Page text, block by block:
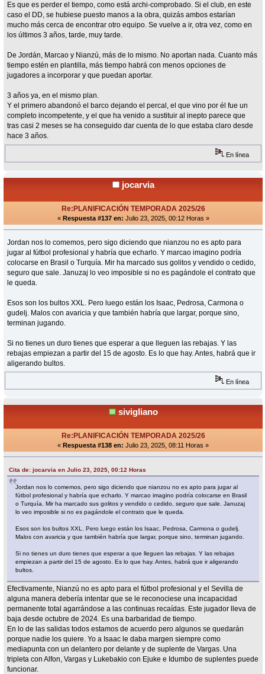
Es que es perder el tiempo, como está archi-comprobado. Si el club, en este
caso el DD, se hubiese puesto manos a la obra, quizás ambos estarían
mucho más cerca de encontrar otro equipo. Se vuelve a ir, otra vez, como en
los últimos 3 años, tarde, muy tarde.
De Jordán, Marcao y Nianzú, más de lo mismo. No aportan nada. Cuanto más
tiempo estén en plantilla, más tiempo habrá con menos opciones de
jugadores a incorporar y que puedan aportar.
3 años ya, en el mismo plan.
Y el primero abandonó el barco dejando el percal, el que vino por él fue un
completo incompetente, y el que ha venido a sustituir al inepto parece que
tras casi 2 meses se ha conseguido dar cuenta de lo que estaba claro desde
hace 3 años.
En línea
jocarvia
Re:PLANIFICACIÓN TEMPORADA 2025/26
« Respuesta #137 en: Julio 23, 2025, 00:12 Horas »
Jordan nos lo comemos, pero sigo diciendo que nianzou no es apto para
jugar al fútbol profesional y habría que echarlo. Y marcao imagino podría
colocarse en Brasil o Turquía. Mir ha marcado sus golitos y vendido o cedido,
seguro que sale. Januzaj lo veo imposible si no es pagándole el contrato que
le queda.
Esos son los bultos XXL. Pero luego están los Isaac, Pedrosa, Carmona o
gudelj. Malos con avaricia y que también habría que largar, porque sino,
terminan jugando.
Si no tienes un duro tienes que esperar a que lleguen las rebajas. Y las
rebajas empiezan a partir del 15 de agosto. Es lo que hay. Antes, habrá que ir
aligerando bultos.
En línea
sivigliano
Re:PLANIFICACIÓN TEMPORADA 2025/26
« Respuesta #138 en: Julio 23, 2025, 08:11 Horas »
Cita de: jocarvia en Julio 23, 2025, 00:12 Horas
Jordan nos lo comemos, pero sigo diciendo que nianzou no es apto para jugar al
fútbol profesional y habría que echarlo. Y marcao imagino podría colocarse en Brasil
o Turquía. Mir ha marcado sus golitos y vendido o cedido, seguro que sale. Januzaj
lo veo imposible si no es pagándole el contrato que le queda.
Esos son los bultos XXL. Pero luego están los Isaac, Pedrosa, Carmona o gudelj.
Malos con avaricia y que también habría que largar, porque sino, terminan jugando.
Si no tienes un duro tienes que esperar a que lleguen las rebajas. Y las rebajas
empiezan a partir del 15 de agosto. Es lo que hay. Antes, habrá que ir aligerando
bultos.
Efectivamente, Nianzú no es apto para el fútbol profesional y el Sevilla de
alguna manera debería intentar que se le reconociese una incapacidad
permanente total agarrándose a las continuas recaídas. Este jugador lleva de
baja desde octubre de 2024. Es una barbaridad de tiempo.
En lo de las salidas todos estamos de acuerdo pero algunos se quedarán
porque nadie los quiere. Yo a Isaac le daba margen siempre como
mediapunta con un delantero por delante y de suplente de Vargas. Una
tripleta con Alfon, Vargas y Lukebakio con Ejuke e Idumbo de suplentes puede
funcionar.